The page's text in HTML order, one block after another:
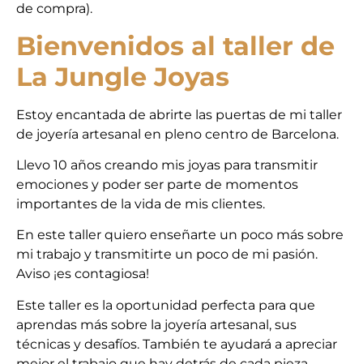
de compra).
Bienvenidos al taller de
La Jungle Joyas
Estoy encantada de abrirte las puertas de mi taller
de joyería artesanal en pleno centro de Barcelona.
Llevo 10 años creando mis joyas para transmitir
emociones y poder ser parte de momentos
importantes de la vida de mis clientes.
En este taller quiero enseñarte un poco más sobre
mi trabajo y transmitirte un poco de mi pasión.
Aviso ¡es contagiosa!
Este taller es la oportunidad perfecta para que
aprendas más sobre la joyería artesanal, sus
técnicas y desafíos. También te ayudará a apreciar